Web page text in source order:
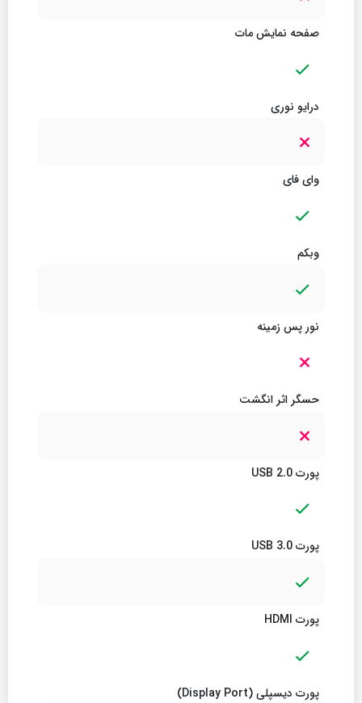
صفحه نمایش مات
درایو نوری
وای فای
وبکم
نور پس زمینه
حسگر اثر انگشت
پورت USB 2.0
پورت USB 3.0
پورت HDMI
پورت دیسپلی (Display Port)